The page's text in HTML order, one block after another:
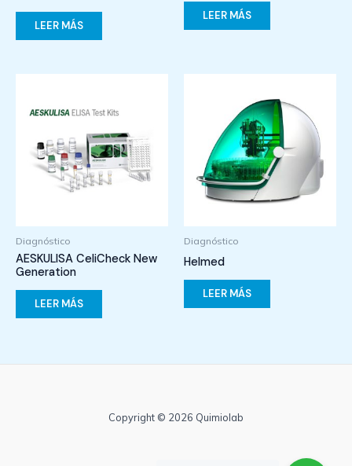
LEER MÁS
LEER MÁS
Diagnóstico
AESKULISA CeliCheck New
Generation
LEER MÁS
Diagnóstico
Helmed
LEER MÁS
Copyright © 2026 Quimiolab